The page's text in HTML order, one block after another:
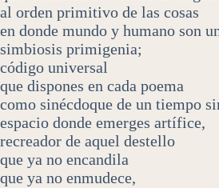
al orden primitivo de las cosas
en donde mundo y humano son
simbiosis primigenia;
código universal
que dispones en cada poema
como sinécdoque de un tiempo
espacio donde emerges artífice,
recreador de aquel destello
que ya no encandila
que ya no enmudece,